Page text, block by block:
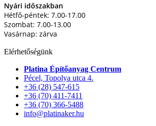
Nyári időszakban
Hétfő-péntek: 7.00-17.00
Szombat: 7.00-13.00
Vasárnap: zárva
Elérhetőségünk
Platina Építőanyag Centrum
Pécel, Topolya utca 4.
+36 (28) 547-615
+36 (70) 411-7411
+36 (70) 366-5488
info@platinaker.hu